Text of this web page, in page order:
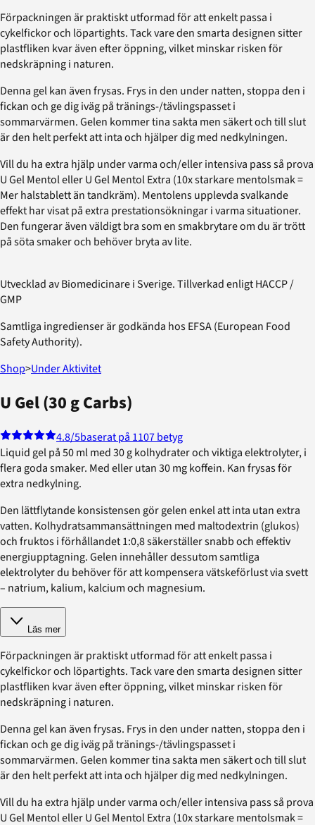
Förpackningen är praktiskt utformad för att enkelt passa i
cykelfickor och löpartights. Tack vare den smarta designen sitter
plastfliken kvar även efter öppning, vilket minskar risken för
nedskräpning i naturen.
Denna gel kan även frysas. Frys in den under natten, stoppa den i
fickan och ge dig iväg på tränings-/tävlingspasset i
sommarvärmen. Gelen kommer tina sakta men säkert och till slut
är den helt perfekt att inta och hjälper dig med nedkylningen.
Vill du ha extra hjälp under varma och/eller intensiva pass så prova
U Gel Mentol eller U Gel Mentol Extra (10x starkare mentolsmak =
Mer halstablett än tandkräm). Mentolens upplevda svalkande
effekt har visat på extra prestationsökningar i varma situationer.
Den fungerar även väldigt bra som en smakbrytare om du är trött
på söta smaker och behöver bryta av lite.
Utvecklad av Biomedicinare i Sverige. Tillverkad enligt HACCP /
GMP
Samtliga ingredienser är godkända hos EFSA (European Food
Safety Authority).
Shop>Under Aktivitet
U Gel (30 g Carbs)
4.8/5baserat på 1107 betyg
Liquid gel på 50 ml med 30 g kolhydrater och viktiga elektrolyter, i
flera goda smaker. Med eller utan 30 mg koffein. Kan frysas för
extra nedkylning.
Den lättflytande konsistensen gör gelen enkel att inta utan extra
vatten. Kolhydratsammansättningen med maltodextrin (glukos)
och fruktos i förhållandet 1:0,8 säkerställer snabb och effektiv
energiupptagning. Gelen innehåller dessutom samtliga
elektrolyter du behöver för att kompensera vätskeförlust via svett
– natrium, kalium, kalcium och magnesium.
Läs mer
Förpackningen är praktiskt utformad för att enkelt passa i
cykelfickor och löpartights. Tack vare den smarta designen sitter
plastfliken kvar även efter öppning, vilket minskar risken för
nedskräpning i naturen.
Denna gel kan även frysas. Frys in den under natten, stoppa den i
fickan och ge dig iväg på tränings-/tävlingspasset i
sommarvärmen. Gelen kommer tina sakta men säkert och till slut
är den helt perfekt att inta och hjälper dig med nedkylningen.
Vill du ha extra hjälp under varma och/eller intensiva pass så prova
U Gel Mentol eller U Gel Mentol Extra (10x starkare mentolsmak =